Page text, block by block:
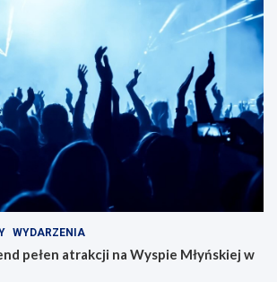
WYDARZENIA
pełen atrakcji na Wyspie Młyńskiej w